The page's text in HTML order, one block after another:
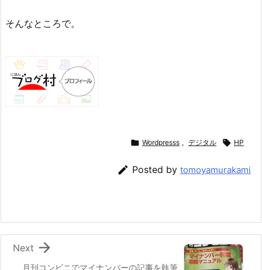
そんなところで。
 Wordpresss , デジタル  HP
 Posted by tomoyamurakami
月刊コンビニでマイナンバーの記事を執筆

Next